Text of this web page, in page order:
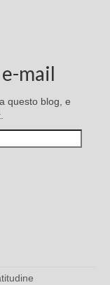
mail
questo blog, e